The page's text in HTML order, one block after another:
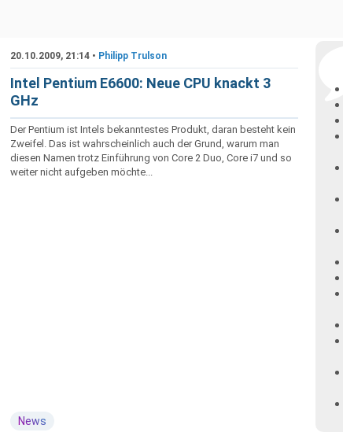
20.10.2009, 21:14 • Philipp Trulson
Intel Pentium E6600: Neue CPU knackt 3
GHz
Der Pentium ist Intels bekanntestes Produkt, daran besteht kein
Zweifel. Das ist wahrscheinlich auch der Grund, warum man
diesen Namen trotz Einführung von Core 2 Duo, Core i7 und so
weiter nicht aufgeben möchte...
News